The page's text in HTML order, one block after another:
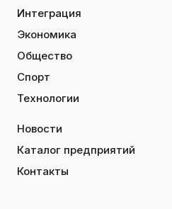
Интеграция
Экономика
Общество
Спорт
Технологии
Новости
Каталог предприятий
Контакты